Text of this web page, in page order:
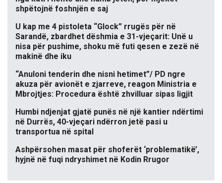
shpëtojnë foshnjën e saj
U kap me 4 pistoleta “Glock” rrugës për në
Sarandë, zbardhet dëshmia e 31-vjeçarit: Unë u
nisa për pushime, shoku më futi qesen e zezë në
makinë dhe iku
“Anuloni tenderin dhe nisni hetimet”/ PD ngre
akuza për avionët e zjarreve, reagon Ministria e
Mbrojtjes: Procedura është zhvilluar sipas ligjit
Humbi ndjenjat gjatë punës në një kantier ndërtimi
në Durrës, 40-vjeçari ndërron jetë pasi u
transportua në spital
Ashpërsohen masat për shoferët ‘problematikë’,
hyjnë në fuqi ndryshimet në Kodin Rrugor